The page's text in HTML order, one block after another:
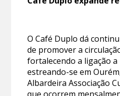
O Café Duplo dá
de promover a
fortalecendo a ligação a
estreando-se em
Albardeira Associação